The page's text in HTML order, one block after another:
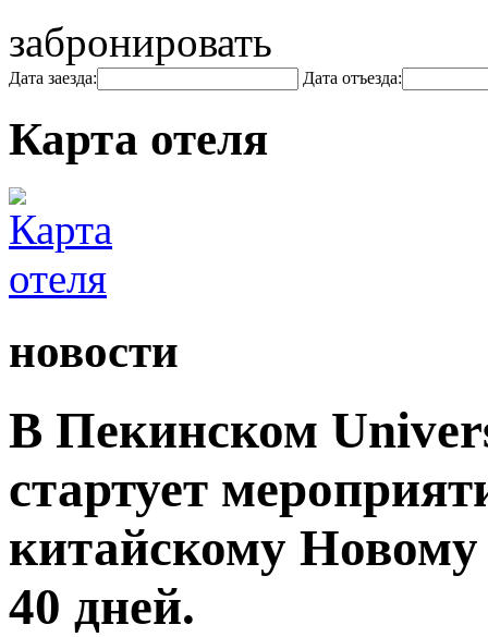
забронировать
Дата заезда: Дата отъезда:
Карта отеля
новости
В Пекинском
стартует
китайскому Новому
40 дней.